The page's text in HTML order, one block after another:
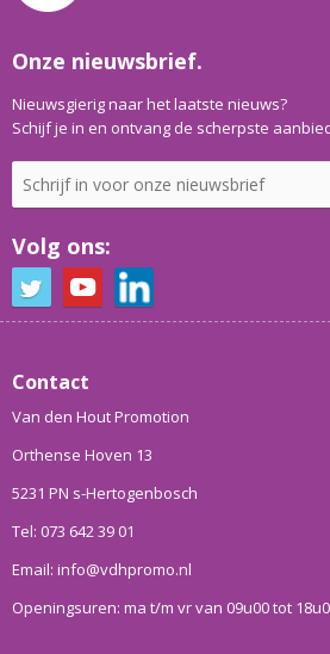
Onze nieuwsbrief.
Nieuwsgierig naar het laatste nieuws?
Schijf je in en ontvang de scherpste
Volg ons:
Contact
Van den Hout Promotion
Orthense Hoven 13
5231 PN s-Hertogenbosch
Tel: 073 642 39 01
Email: info@vdhpromo.nl
Openingsuren: ma t/m vr van 09u00 tot